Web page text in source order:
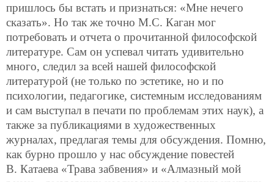
пришлось бы встать и признаться: «Мне нечего
сказать». Но так же точно М.С. Каган мог
потребовать и отчета о прочитанной философской
литературе. Сам он успевал читать удивительно
много, следил за всей нашей философской
литературой (не только по эстетике, но и по
психологии, педагогике, системным исследованиям
и сам выступал в печати по проблемам этих наук), а
также за публикациями в художественных
журналах, предлагая темы для обсуждения. Помню,
как бурно прошло у нас обсуждение повестей
В. Катаева «Трава забвения» и «Алмазный мой